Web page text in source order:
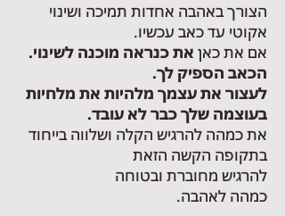
הצורך באהבה אחדות תמיכה ושינוי
אקוטי עד כאב עכשיו.
אם את כאן את כנראה מוכנה לשינוי.
הכאב הספיק לך.
לעצור את עצמך מלהיות את מלחיות
בעוצמה שלך כבר לא עובד.
את כמהה להרגיש הקלה ושלווה בייחוד
בתקופה הקשה הזאת
להרגיש מחוברת ובטוחה
כמהה לאהבה.